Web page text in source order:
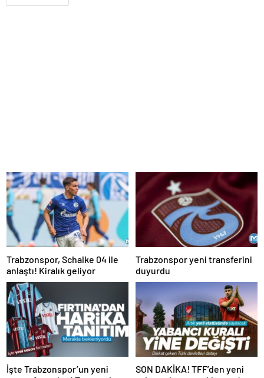
Trabzonspor, Schalke 04 ile
anlaştı! Kiralık geliyor
Trabzonspor yeni transferini
duyurdu
İşte Trabzonspor’un yeni
SON DAKİKA! TFF’den yeni